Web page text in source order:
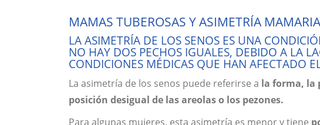
MAMAS TUBEROSAS Y ASIMETRÍA MAMARIA
LA ASIMETRÍA DE LOS SENOS ES UNA
NO HAY DOS PECHOS IGUALES, DEBIDO A LA
CONDICIONES MÉDICAS QUE HAN AFECTADO
La asimetría de los senos puede referirse a la forma, la
posición desigual de las areolas o los pezones.
Para algunas mujeres, esta asimetría es menor y tiene